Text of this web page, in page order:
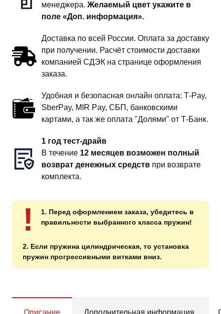
менеджера. Желаемый цвет укажите в
поле «Доп. информация».
Доставка по всей России. Оплата за доставку
при получении. Расчёт стоимости доставки
компанией СДЭК на странице оформления
заказа.
Удобная и безопасная онлайн оплата: T‑Pay,
SberPay, MIR Pay, СБП, банковскими
картами, а так же оплата "Долями" от Т-Банк.
1 год тест-драйв
В течение 12 месяцев возможен полный
возврат денежных средств при возврате
комплекта.
!
1. Перед оформлением заказа, убедитесь в
правильности выбранного класса пружин!
2. Если пружина цилиндрическая, то установка
пружин прогрессивными витками вниз.
Описание Дополнительная информация